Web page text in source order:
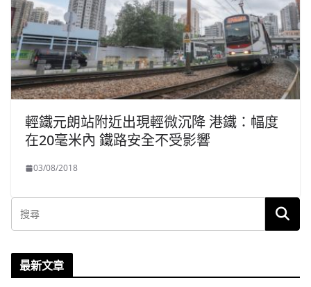
輕鐵元朗站附近出現輕微沉降 港鐵：幅度
在20毫米內 鐵路安全不受影響
03/08/2018
最新文章